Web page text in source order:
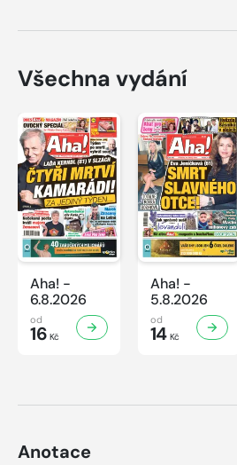
Všechna vydání
Aha! -
6.8.2026
od
16 Kč
Aha! -
5.8.2026
od
14Kč
Anotace